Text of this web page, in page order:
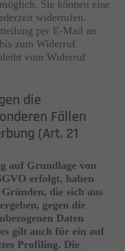
Sie können eine
widerrufen.
per E-Mail an
zum Widerruf
vom Widerruf
die
Fällen
(Art. 21
auf Grundlage von
erfolgt, haben
die sich aus
gegen die
Daten
gilt auch für ein auf
Profiling. Die